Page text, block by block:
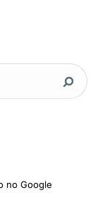
no Google